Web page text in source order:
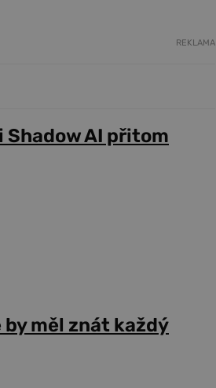
REKLAMA
AI přitom
měl znát každý